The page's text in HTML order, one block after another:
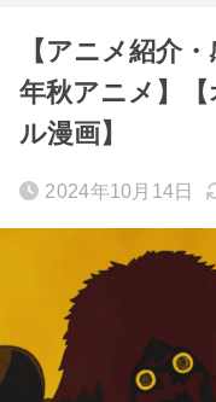
【アニメ紹介
年秋アニメ】
ル漫画】
2024年10月14日